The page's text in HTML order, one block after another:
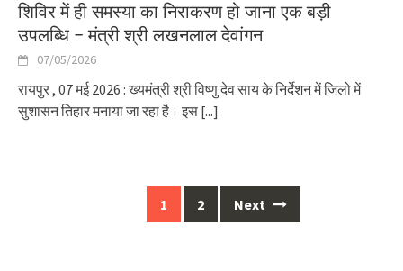
शिविर में ही समस्या का निराकरण हो जाना एक बड़ी
उपलब्धि – मंत्री श्री लखनलाल देवांगन
07/05/2026
रायपुर , 07 मई 2026 : ख्यमंत्री श्री विष्णु देव साय के निर्देशन में जिलो में
सुशासन तिहार मनाया जा रहा है। इस [...]
1 2 Next